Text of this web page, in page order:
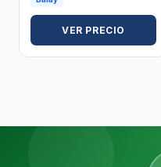
VER PRECIO